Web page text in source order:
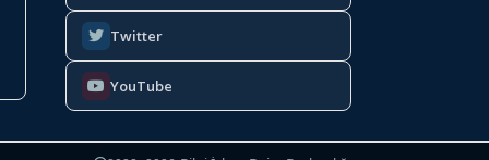
Twitter
YouTube